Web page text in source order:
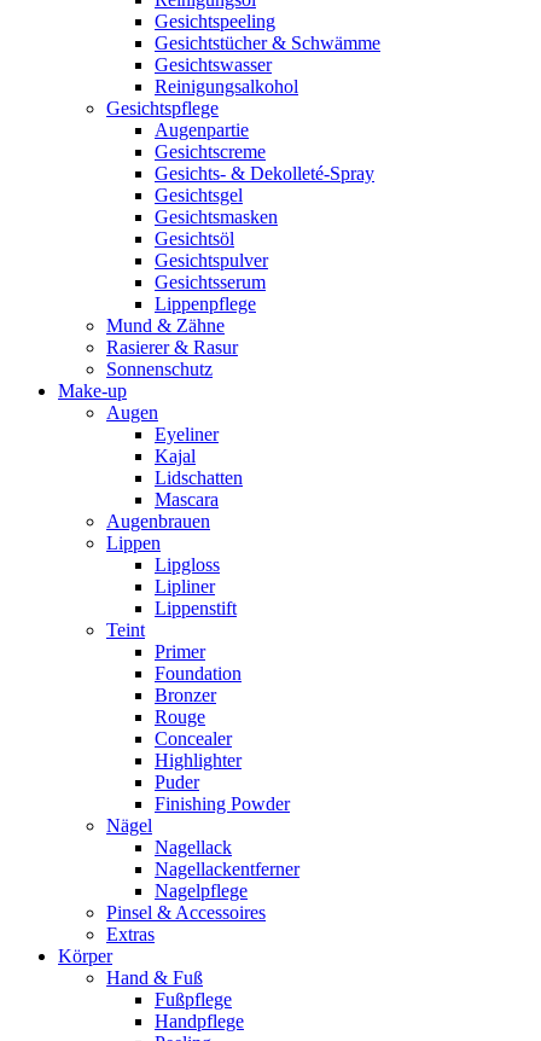
Gesichtspeeling
Gesichtstücher & Schwämme
Gesichtswasser
Reinigungsalkohol
Gesichtspflege
Augenpartie
Gesichtscreme
Gesichts- & Dekolleté-Spray
Gesichtsgel
Gesichtsmasken
Gesichtsöl
Gesichtspulver
Gesichtsserum
Lippenpflege
Mund & Zähne
Rasierer & Rasur
Sonnenschutz
Make-up
Augen
Eyeliner
Kajal
Lidschatten
Mascara
Augenbrauen
Lippen
Lipgloss
Lipliner
Lippenstift
Teint
Primer
Foundation
Bronzer
Rouge
Concealer
Highlighter
Puder
Finishing Powder
Nägel
Nagellack
Nagellackentferner
Nagelpflege
Pinsel & Accessoires
Extras
Körper
Hand & Fuß
Fußpflege
Handpflege